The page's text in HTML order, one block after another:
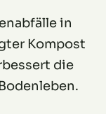
in
Kompost
die